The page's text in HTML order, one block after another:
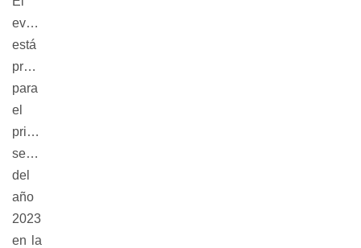
evento
está
programado
para
el
primer
semestre
del
año
2023
en la